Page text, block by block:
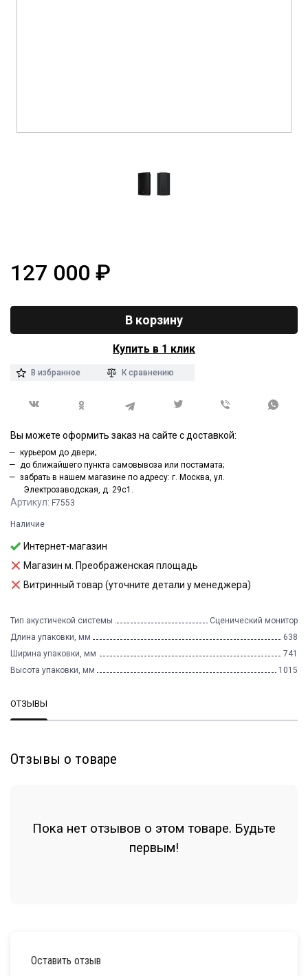
Артикул: F7553
Наличие
Интернет-магазин
Магазин м. Преображенская площадь
Витринный товар (уточните детали у менеджера)
Тип акустичекой системы
Сценический монитор
Длина упаковки, мм
638
Ширина упаковки, мм
741
Высота упаковки, мм
1015
127 000 ₽
В корзину
Купить в 1 клик
В избранное К сравнению
Вы можете оформить заказ на сайте с доставкой:
курьером до двери;
до ближайшего пункта самовывоза или постамата;
забрать в нашем магазине по адресу: г. Москва, ул.
Электрозаводская, д. 29с1.
ОТЗЫВЫ
Отзывы о товаре
Пока нет отзывов о этом товаре. Будьте
первым!
Оставить отзыв